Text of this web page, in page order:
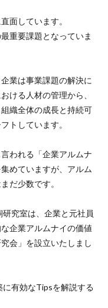
面しています。
重要課題となっていま
業は事業課題の解決に
ける人材の管理から、
織全体の成長と持続可
トしています。
われる「企業アルムナ
めていますが、アルム
だ少数です。
究室は、企業と元社員
企業アルムナイの価値
会」を設立いたしまし
有効なTipsを解説する